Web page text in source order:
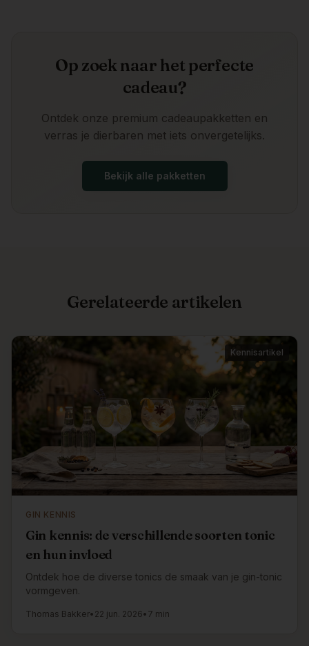
Op zoek naar het perfecte
cadeau?
Ontdek onze premium cadeaupakketten en
verras je dierbaren met iets onvergetelijks.
Bekijk alle pakketten
Gerelateerde artikelen
Kennisartikel
GIN KENNIS
Gin kennis: de verschillende soorten tonic
en hun invloed
Ontdek hoe de diverse tonics de smaak van je gin-tonic
vormgeven.
Thomas Bakker• 22 jun. 2026• 7 min